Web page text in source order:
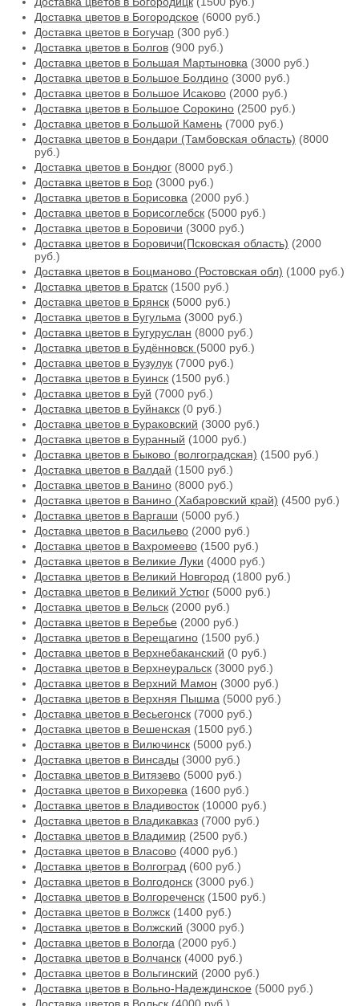
Доставка цветов в Богородское (6000 руб.)
Доставка цветов в Богучар (300 руб.)
Доставка цветов в Болгов (900 руб.)
Доставка цветов в Большая Мартыновка (3000 руб.)
Доставка цветов в Большое Болдино (3000 руб.)
Доставка цветов в Большое Исаково (2000 руб.)
Доставка цветов в Большое Сорокино (2500 руб.)
Доставка цветов в Большой Камень (7000 руб.)
Доставка цветов в Бондари (Тамбовская область) (8000
руб.)
Доставка цветов в Бондюг (8000 руб.)
Доставка цветов в Бор (3000 руб.)
Доставка цветов в Борисовка (2000 руб.)
Доставка цветов в Борисоглебск (5000 руб.)
Доставка цветов в Боровичи (3000 руб.)
Доставка цветов в Боровичи(Псковская область) (2000
руб.)
Доставка цветов в Боцманово (Ростовская обл) (1000 руб.)
Доставка цветов в Братск (1500 руб.)
Доставка цветов в Брянск (5000 руб.)
Доставка цветов в Бугульма (3000 руб.)
Доставка цветов в Бугуруслан (8000 руб.)
Доставка цветов в Будённовск (5000 руб.)
Доставка цветов в Бузулук (7000 руб.)
Доставка цветов в Буинск (1500 руб.)
Доставка цветов в Буй (7000 руб.)
Доставка цветов в Буйнакск (0 руб.)
Доставка цветов в Бураковский (3000 руб.)
Доставка цветов в Буранный (1000 руб.)
Доставка цветов в Быково (волгоградская) (1500 руб.)
Доставка цветов в Валдай (1500 руб.)
Доставка цветов в Ванино (8000 руб.)
Доставка цветов в Ванино (Хабаровский край) (4500 руб.)
Доставка цветов в Варгаши (5000 руб.)
Доставка цветов в Васильево (2000 руб.)
Доставка цветов в Вахромеево (1500 руб.)
Доставка цветов в Великие Луки (4000 руб.)
Доставка цветов в Великий Новгород (1800 руб.)
Доставка цветов в Великий Устюг (5000 руб.)
Доставка цветов в Вельск (2000 руб.)
Доставка цветов в Веребье (2000 руб.)
Доставка цветов в Верещагино (1500 руб.)
Доставка цветов в Верхнебаканский (0 руб.)
Доставка цветов в Верхнеуральск (3000 руб.)
Доставка цветов в Верхний Мамон (3000 руб.)
Доставка цветов в Верхняя Пышма (5000 руб.)
Доставка цветов в Весьегонск (7000 руб.)
Доставка цветов в Вешенская (1500 руб.)
Доставка цветов в Вилючинск (5000 руб.)
Доставка цветов в Винсады (3000 руб.)
Доставка цветов в Витязево (5000 руб.)
Доставка цветов в Вихоревка (1600 руб.)
Доставка цветов в Владивосток (10000 руб.)
Доставка цветов в Владикавказ (7000 руб.)
Доставка цветов в Владимир (2500 руб.)
Доставка цветов в Власово (4000 руб.)
Доставка цветов в Волгоград (600 руб.)
Доставка цветов в Волгодонск (3000 руб.)
Доставка цветов в Волгореченск (1500 руб.)
Доставка цветов в Волжск (1400 руб.)
Доставка цветов в Волжский (3000 руб.)
Доставка цветов в Вологда (2000 руб.)
Доставка цветов в Волчанск (4000 руб.)
Доставка цветов в Вольгинский (2000 руб.)
Доставка цветов в Вольно-Надеждинское (5000 руб.)